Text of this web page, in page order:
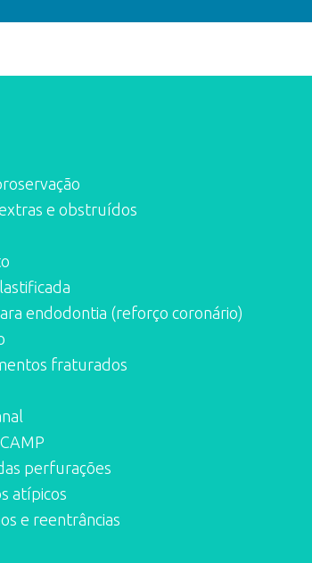
e obstruídos
endodontia (reforço coronário)
fraturados
perfurações
atípicos
e reentrâncias